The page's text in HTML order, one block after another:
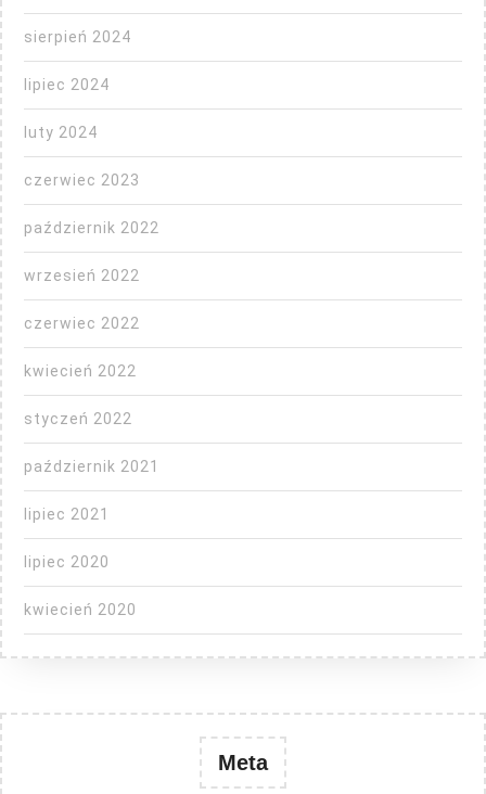
sierpień 2024
lipiec 2024
luty 2024
czerwiec 2023
październik 2022
wrzesień 2022
czerwiec 2022
kwiecień 2022
styczeń 2022
październik 2021
lipiec 2021
lipiec 2020
kwiecień 2020
Meta